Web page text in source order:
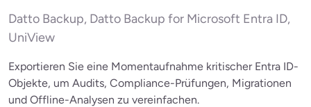
Datto Backup, Datto Backup for Microsoft Entra ID,
UniView
Exportieren Sie eine Momentaufnahme kritischer Entra ID-
Objekte, um Audits, Compliance-Prüfungen, Migrationen
und Offline-Analysen zu vereinfachen.